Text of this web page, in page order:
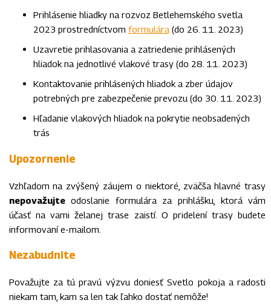
Prihlásenie hliadky na rozvoz Betlehemského svetla
2023 prostredníctvom formulára(do 26. 11. 2023)
Uzavretie prihlasovania a zatriedenie prihlásených
hliadok na jednotlivé vlakové trasy (do 28. 11. 2023)
Kontaktovanie prihlásených hliadok a zber údajov
potrebných pre zabezpečenie prevozu (do 30. 11. 2023)
Hľadanie vlakových hliadok na pokrytie neobsadených
trás
Upozornenie
Vzhľadom na zvýšený záujem o niektoré, zväčša hlavné trasy
nepovažujteodoslanie formulára za prihlášku, ktorá vám
účasť na vami želanej trase zaistí. O pridelení trasy budete
informovaní e-mailom.
Nezabudnite
Považujte za tú pravú výzvu doniesť Svetlo pokoja a radosti
niekam tam, kam sa len tak ľahko dostať nemôže!